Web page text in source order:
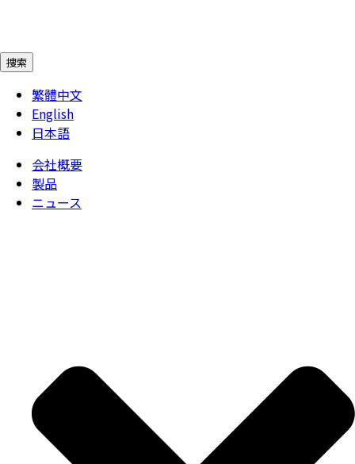
捜索
繁體中文
English
日本語
会社概要
製品
ニュース